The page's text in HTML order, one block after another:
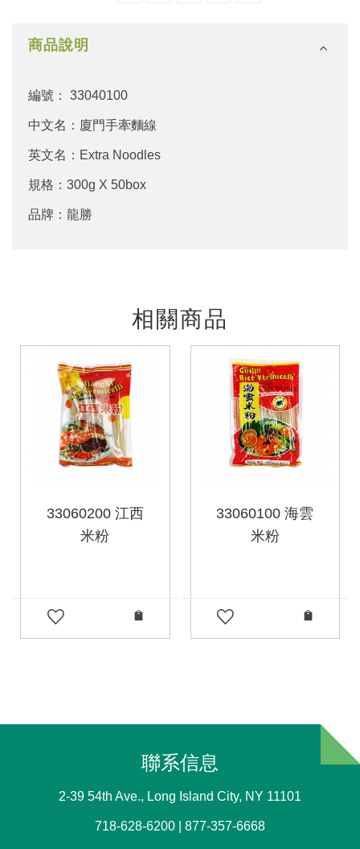
商品說明
編號： 33040100
中文名：廈門手牽麵線
英文名：Extra Noodles
規格：300g X 50box
品牌：龍勝
相關商品
33060200 江西
米粉
33060100 海雲
米粉
聯系信息
2-39 54th Ave., Long Island City, NY 11101
718-628-6200 | 877-357-6668